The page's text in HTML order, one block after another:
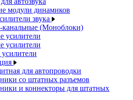
модули динамиков
звука
канальные (Моноблоки)
усилители
усилители
для автопроводки
со штатных разъемов
и коннекторы для штатных